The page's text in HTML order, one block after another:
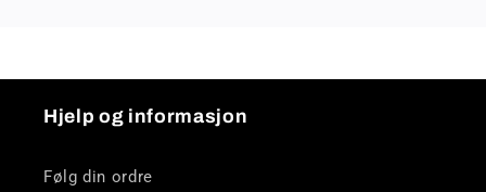
Hjelp og informasjon
Følg din ordre